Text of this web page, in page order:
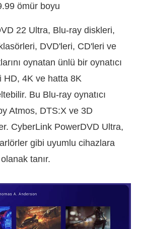
ömür boyu
22 Ultra, Blu-ray diskleri,
DVD'leri, CD'leri ve
oynatan ünlü bir oynatıcı
HD, 4K ve hatta 8K
Bu Blu-ray oynatıcı
Atmos, DTS:X ve 3D
CyberLink PowerDVD Ultra,
gibi uyumlu cihazlara
tanır.